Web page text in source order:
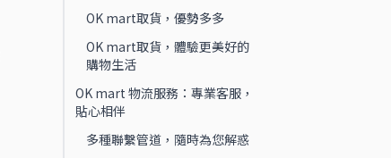
OK mart取貨，優勢多多
OK mart取貨，體驗更美好的
購物生活
OK mart 物流服務：專業客服，
貼心相伴
多種聯繫管道，隨時為您解惑